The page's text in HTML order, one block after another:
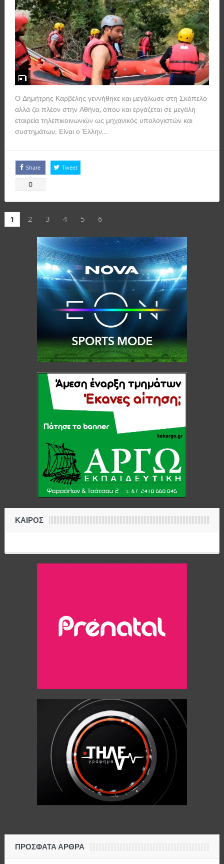
Ο Δημήτρης Καρβέλης γεννήθηκε και μεγάλωσε στη Σκόπελο
αλλά ζει πλέον στην Αθήνα, όπου και εργάζεται σε μεγάλη
εταιρεία τηλεπικοινωνιών ως μηχανικός υπολογιστών και
συστημάτων. Είναι ο Έλλην...
Share
0
Tweet
1 2 3 4 5 6
ΚΑΙΡΟΣ
ΠΡΌΣΦΑΤΑ ΆΡΘΡΑ